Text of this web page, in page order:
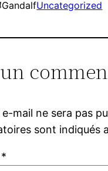
GandalfUncategorized
mail ne sera pas
sont indiqués
*